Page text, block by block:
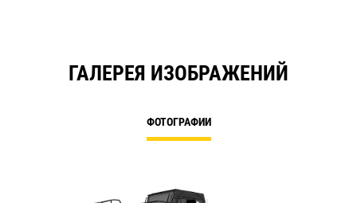
ГАЛЕРЕЯ ИЗОБРАЖЕНИЙ
ФОТОГРАФИИ